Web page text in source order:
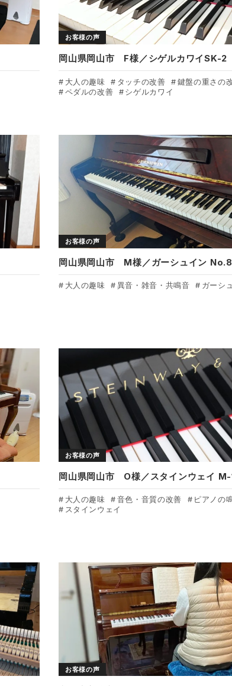
お客様の声
岡山県岡山市 F様／シゲルカワイSK-2
大人の趣味 タッチの改善
鍵盤の重さの
ペダルの改善
シゲルカワイ
お客様の声
岡山県岡山市 M様／ガーシュイン
大人の趣味 異音・雑音・共鳴音 ガーシ
お客様の声
岡山県岡山市 O様／スタインウェイ
大人の趣味 音色・音質の改善
ピアノの
スタインウェイ
お客様の声